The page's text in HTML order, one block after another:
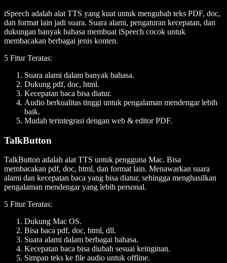
iSpeech adalah alat TTS yang kuat untuk mengubah teks PDF, doc,
dan format lain jadi suara. Suara alami, pengaturan kecepatan, dan
dukungan banyak bahasa membuat iSpeech cocok untuk
membacakan berbagai jenis konten.
5 Fitur Teratas:
Suara alami dalam banyak bahasa.
Dukung pdf, doc, html.
Kecepatan baca bisa diatur.
Audio berkualitas tinggi untuk pengalaman mendengar lebih
baik.
Mudah terintegrasi dengan web & editor PDF.
TalkButton
TalkButton adalah alat TTS untuk pengguna Mac. Bisa
membacakan pdf, doc, html, dan format lain. Menawarkan suara
alami dan kecepatan baca yang bisa diatur, sehingga menghasilkan
pengalaman mendengar yang lebih personal.
5 Fitur Teratas:
Dukung Mac OS.
Bisa baca pdf, doc, html, dll.
Suara alami dalam berbagai bahasa.
Kecepatan baca bisa diubah sesuai keinginan.
Simpan teks ke file audio untuk offline.